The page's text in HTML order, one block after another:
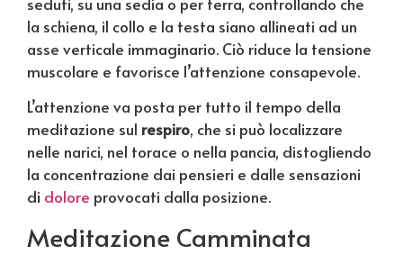
la schiena, il collo e la testa siano allineati ad un
asse verticale immaginario. Ciò riduce la tensione
muscolare e favorisce l’attenzione consapevole.
L’attenzione va posta per tutto il tempo della
meditazione sul respiro, che si può localizzare
nelle narici, nel torace o nella pancia, distogliendo
la concentrazione dai pensieri e dalle sensazioni
di dolore provocati dalla posizione.
Meditazione Camminata